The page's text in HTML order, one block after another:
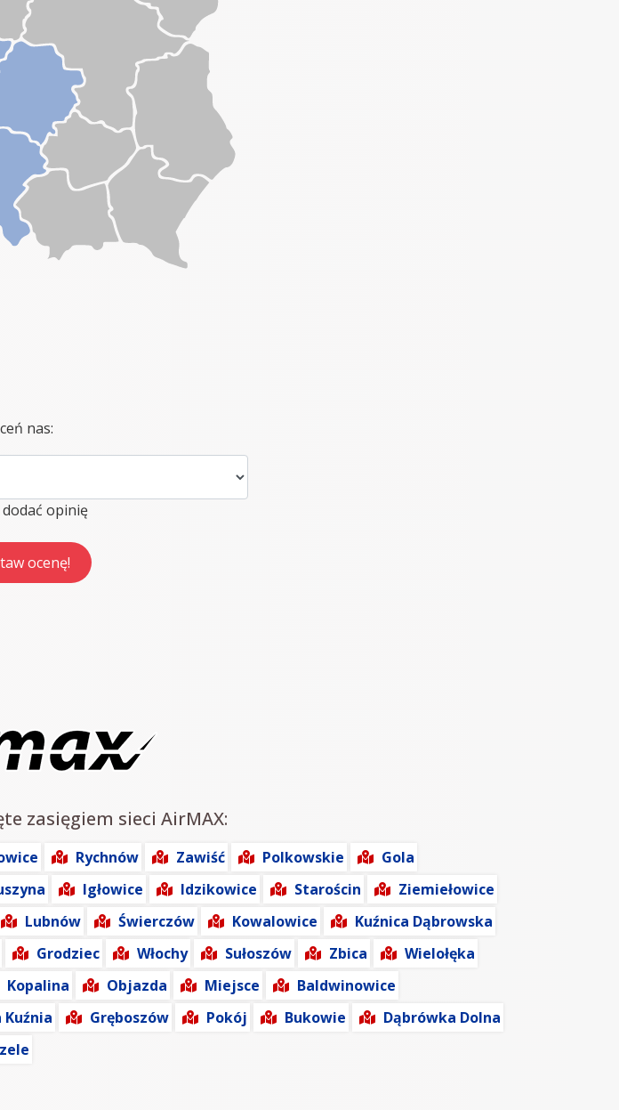
nas:
dodać opinię
zasięgiem sieci AirMAX:
Rychnów Zawiść Polkowskie
Gola
Igłowice Idzikowice Starościn
Ziemiełowice
Lubnów Świerczów Kowalowice
Kuźnica Dąbrowska
Grodziec Włochy Sułoszów Zbica
Wielołęka
Kopalina Objazda Miejsce
Baldwinowice
Gręboszów Pokój Bukowie
Dąbrówka Dolna